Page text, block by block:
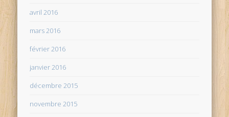
avril 2016
mars 2016
février 2016
janvier 2016
décembre 2015
novembre 2015